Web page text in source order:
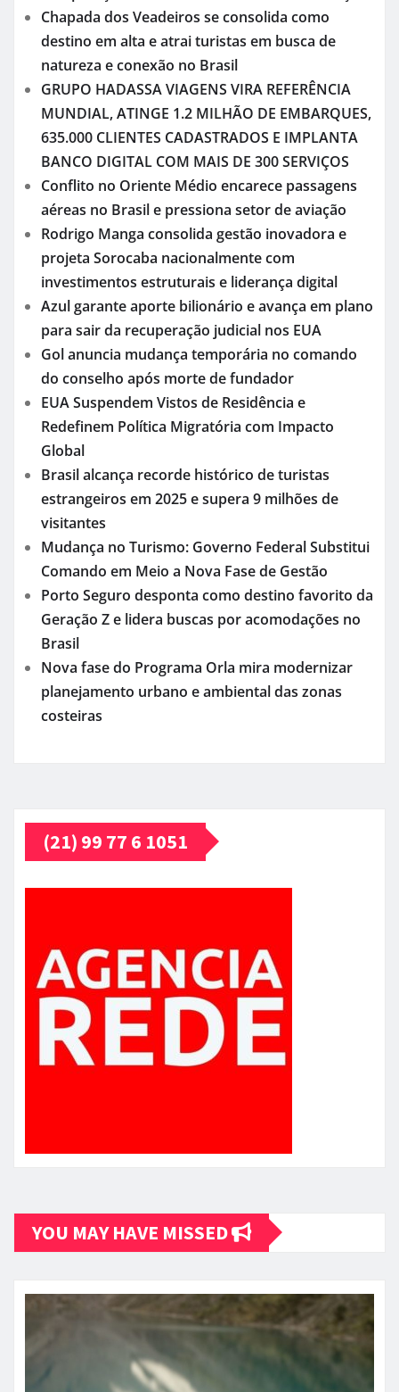
Chapada dos Veadeiros se consolida como
destino em alta e atrai turistas em busca de
natureza e conexão no Brasil
GRUPO HADASSA VIAGENS VIRA REFERÊNCIA
MUNDIAL, ATINGE 1.2 MILHÃO DE EMBARQUES,
635.000 CLIENTES CADASTRADOS E IMPLANTA
BANCO DIGITAL COM MAIS DE 300 SERVIÇOS
Conflito no Oriente Médio encarece passagens
aéreas no Brasil e pressiona setor de aviação
Rodrigo Manga consolida gestão inovadora e
projeta Sorocaba nacionalmente com
investimentos estruturais e liderança digital
Azul garante aporte bilionário e avança em plano
para sair da recuperação judicial nos EUA
Gol anuncia mudança temporária no comando
do conselho após morte de fundador
EUA Suspendem Vistos de Residência e
Redefinem Política Migratória com Impacto
Global
Brasil alcança recorde histórico de turistas
estrangeiros em 2025 e supera 9 milhões de
visitantes
Mudança no Turismo: Governo Federal Substitui
Comando em Meio a Nova Fase de Gestão
Porto Seguro desponta como destino favorito da
Geração Z e lidera buscas por acomodações no
Brasil
Nova fase do Programa Orla mira modernizar
planejamento urbano e ambiental das zonas
costeiras
(21) 99 77 6 1051
YOU MAY HAVE MISSED